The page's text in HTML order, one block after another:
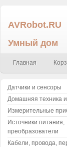
AVRobot.RU
Умный дом
Главная
Датчики и сенсоры
Домашняя техника и
Измерительные
Источники питания,
преобразователи
Кабели, провода,